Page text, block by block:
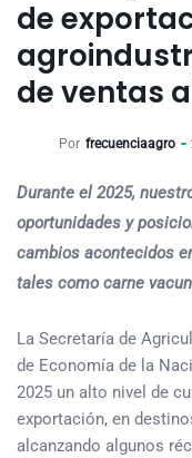
de
de ventas
Por frecuenciaagro
Durante el 2025,
oportunidades y
cambios acontecidos
tales como carne
La Secretaría de
de Economía de la
2025 un alto nivel de
exportación, en
alcanzando algunos